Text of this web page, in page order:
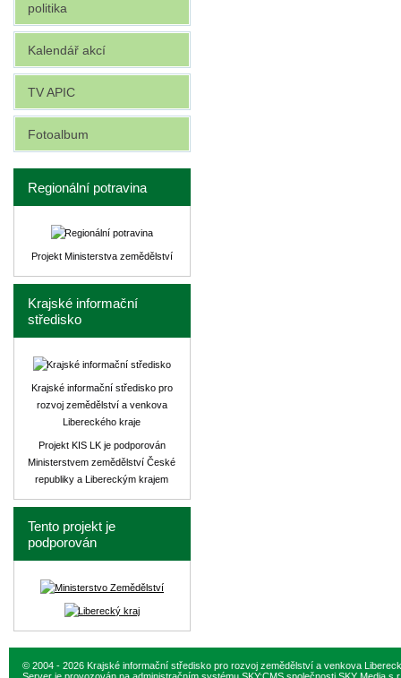
politika
Kalendář akcí
TV APIC
Fotoalbum
Regionální potravina
Projekt Ministerstva zemědělství
Krajské informační
středisko
Krajské informační středisko pro
rozvoj zemědělství a venkova
Libereckého kraje
Projekt KIS LK je podporován
Ministerstvem zemědělství České
republiky a Libereckým krajem
Tento projekt je
podporován
© 2004 - 2026 Krajské informační středisko pro rozvoj zemědělství a venkova